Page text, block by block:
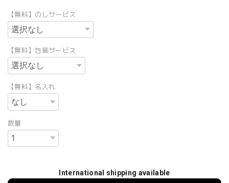
【無料】のしサービス
【無料】包装サービス
【無料】名入れ
数量
International shipping available